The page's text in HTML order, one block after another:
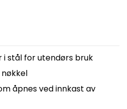
i stål for utendørs bruk
åpnes ved innkast av